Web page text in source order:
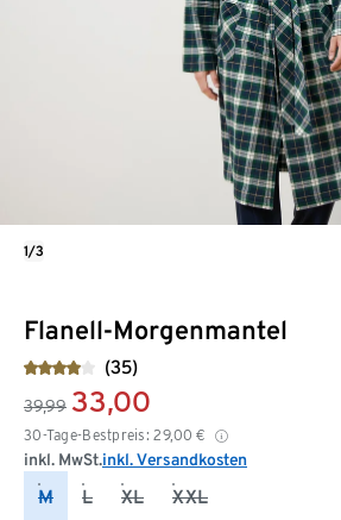
Flanell-Morgenmantel
(35)
39,99 33,00
30-Tage-Bestpreis: 29,00 €
inkl. MwSt.inkl. Versandkosten
M L XL XXL
1/3